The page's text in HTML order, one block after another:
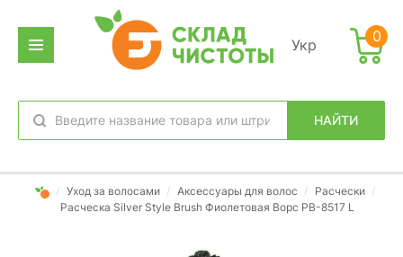
Укр
НАЙТИ
избранное вход
0
/ Уход за волосами / Аксессуары для волос / Расчески /
Расческа Silver Style Brush Фиолетовая Ворс PB-8517 L